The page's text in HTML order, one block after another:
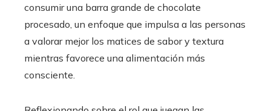
consumir una barra grande de chocolate
procesado, un enfoque que impulsa a las personas
a valorar mejor los matices de sabor y textura
mientras favorece una alimentación más
consciente.